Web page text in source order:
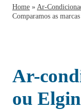
Home » Ar-
Comparamos as
Ar-
ou